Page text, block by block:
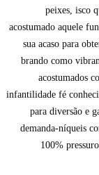
peixes, isco
acostumado aquele
sua acaso para
brando como
acostumados
infantilidade fé
para diversão e
demanda-níqueis
100%